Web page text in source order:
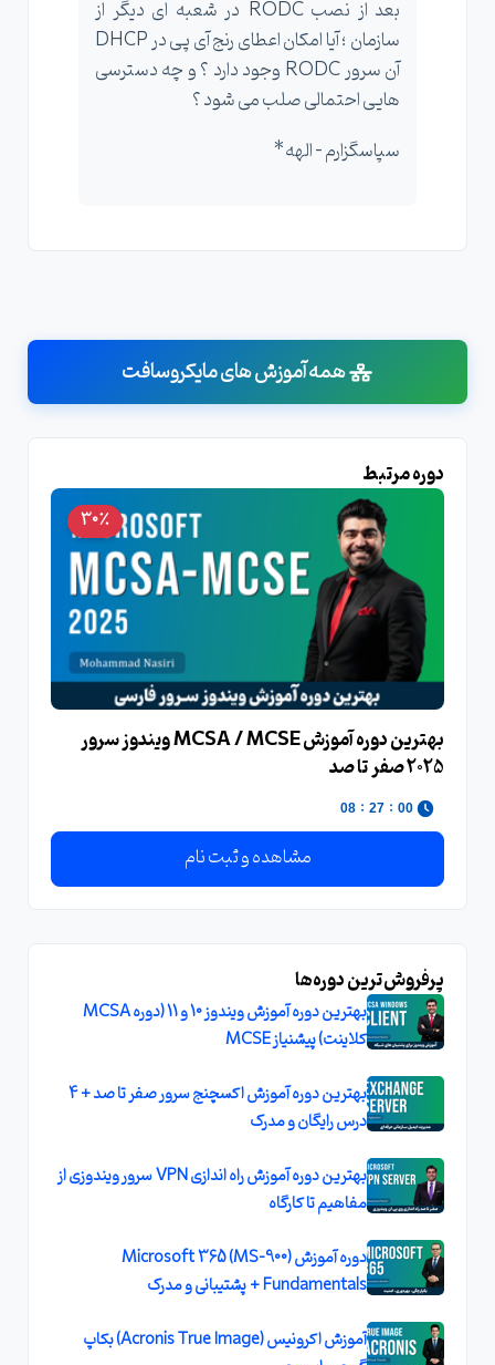
بعد از نصب RODC در شعبه ای دیگر از
سازمان ؛ آیا امکان اعطای رنج آی پی در DHCP
آن سرور RODC وجود دارد ؟ و چه دسترسی
هایی احتمالی صلب می شود ؟
سپاسگزارم - الهه*
همه آموزش های مایکروسافت
دوره مرتبط
30٪
بهترین دوره آموزش MCSA / MCSE ویندوز سرور
2025 صفر تا صد
00
:
27
:
07
مشاهده و ثبت نام
پرفروش‌ترین دوره‌ها
بهترین دوره آموزش ویندوز 10 و 11 (دوره MCSA
کلاینت) پیشنیاز MCSE
بهترین دوره آموزش اکسچنج سرور صفر تا صد + 4
درس رایگان و مدرک
بهترین دوره آموزش راه اندازی VPN سرور ویندوزی از
مفاهیم تا کارگاه
دوره آموزش (MS-900) Microsoft 365
Fundamentals + پشتیبانی و مدرک
آموزش اکرونیس (Acronis True Image) بکاپ